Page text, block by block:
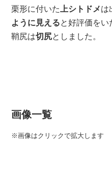
栗形に付いた
上シトドメは
ように見えると好評価をい
鞘尻は切尻としました。
画像一覧
※画像はクリックで拡大します